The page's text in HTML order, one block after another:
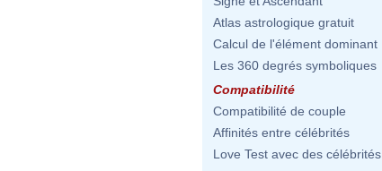
Atlas astrologique gratuit
Calcul de l'élément dominant
Les 360 degrés symboliques
Compatibilité
Compatibilité de couple
Affinités entre célébrités
Love Test avec des célébrités